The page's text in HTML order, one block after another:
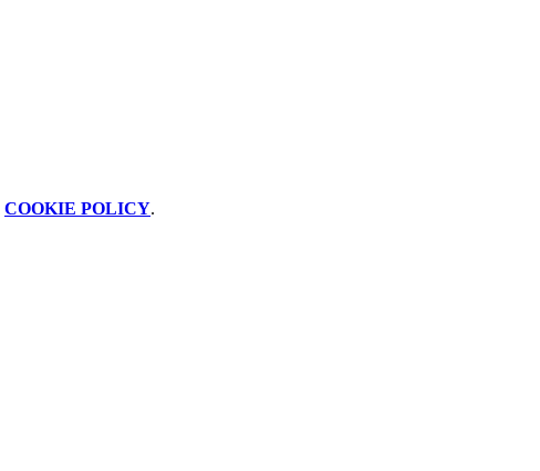
COOKIE POLICY.